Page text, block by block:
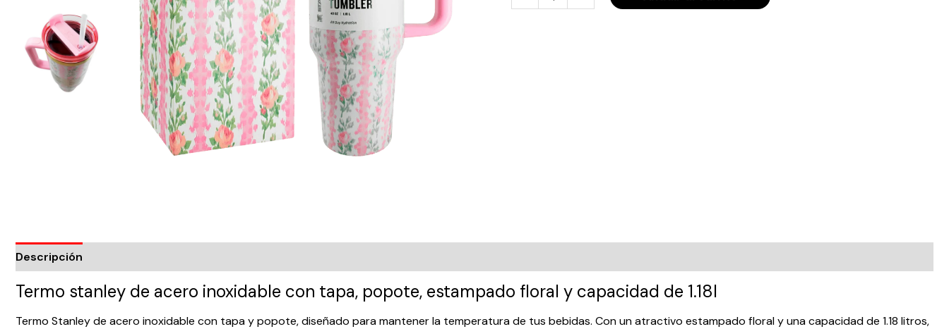
Descripción
Termo stanley de acero inoxidable con tapa, popote, estampado floral y capacidad de 1.18l
Termo Stanley de acero inoxidable con tapa y popote, diseñado para mantener la temperatura de tus bebidas. Con un atractivo estampado floral y una capacidad de 1.18 litros,